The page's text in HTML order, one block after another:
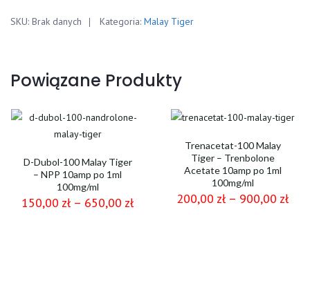
-
–
Tren
1ml
200mg/ml
SKU: Brak danych Kategoria: Malay Tiger
Powiązane Produkty
D-Dubol-100 Malay Tiger
– NPP 10amp po 1ml
100mg/ml
150,00 zł – 650,00 zł
Trenacetat-100 Malay
Tiger – Trenbolone
Acetate 10amp po 1ml
100mg/ml
200,00 zł – 900,00 zł